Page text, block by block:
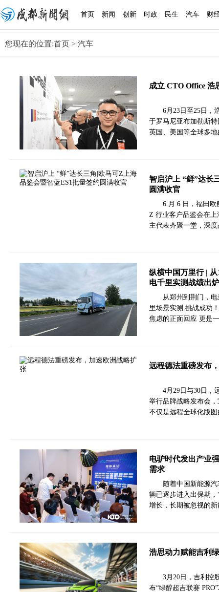
首页 新闻 创新 时政 民生 汽车 财
您现在的位置:首页 > 汽车
成立 CTO Office 浩
6月23日至25日，
于罗马尼亚布加勒斯
英国、美国等全球多
智启沪上 “鲜”达长
圆满收官
6 月 6 日，福田
Z 行业客户品鉴会在
主代表齐聚一堂，深
纵横中国万里行 |
电千里实测战绩出炉
从郑州到荆门，
里场景实测 挑战成功
焦虑的正面回应 更是
远程德法重磅发布
4月29日与30日，
举行品牌战略发布会
不仅是远程全球化版
电驴时代发出产业
需求
随着中国新能源
辆已逐步进入出保期
增长，长期被忽视的
浩思动力赋能吉利
3月20日，吉利控
布“绿醇超吉联赛